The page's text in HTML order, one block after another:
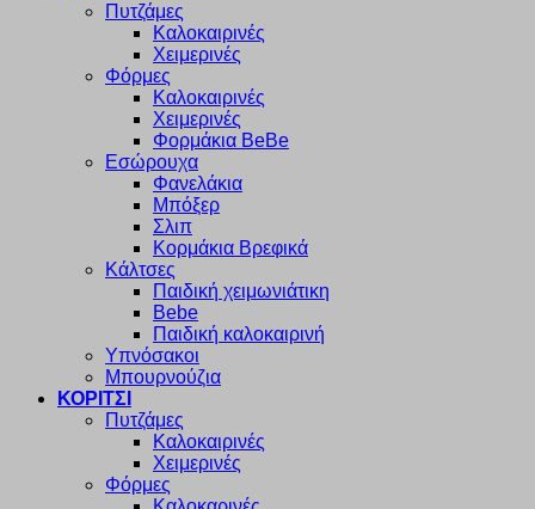
Πυτζάμες
Καλοκαιρινές
Χειμερινές
Φόρμες
Καλοκαιρινές
Χειμερινές
Φορμάκια BeBe
Εσώρουχα
Φανελάκια
Μπόξερ
Σλιπ
Κορμάκια Βρεφικά
Κάλτσες
Παιδική χειμωνιάτικη
Bebe
Παιδική καλοκαιρινή
Υπνόσακοι
Μπουρνούζια
ΚΟΡΙΤΣΙ
Πυτζάμες
Καλοκαιρινές
Χειμερινές
Φόρμες